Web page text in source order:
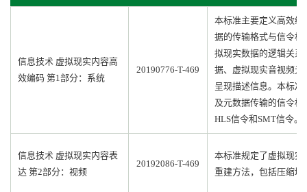
信息技术 虚拟现实内容高
效编码 第1部分：系统
20190776-T-469
本标准主要定义高效
据的传输格式与信令格
拟现实数据的逻辑关
据、虚拟现实音视频
呈现描述信息。本标
及元数据传输的信令格
HLS信令和SMT信令。
信息技术 虚拟现实内容表
达 第2部分：视频
20192086-T-469
本标准规定了虚拟现
重建方法，包括压缩